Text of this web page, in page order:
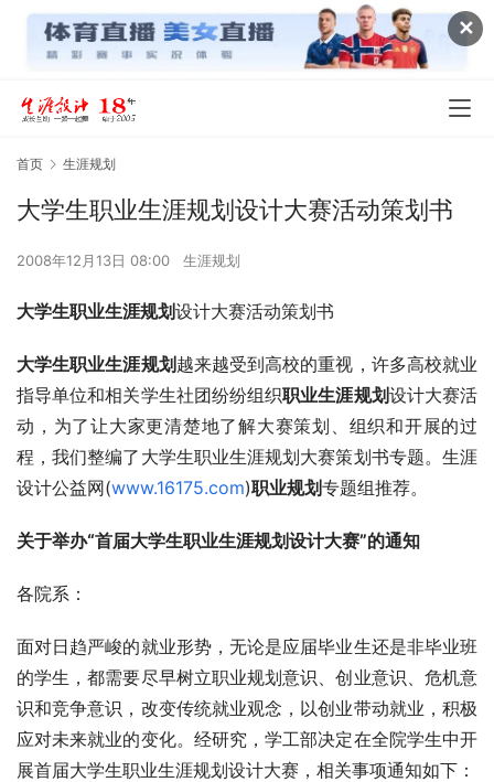
✕
首页 生涯规划
大学生职业生涯规划设计大赛活动策划书
2008年12月13日 08:00 生涯规划
大学生职业生涯规划设计大赛活动策划书
大学生职业生涯规划越来越受到高校的重视，许多高校就业
指导单位和相关学生社团纷纷组织职业生涯规划设计大赛活
动，为了让大家更清楚地了解大赛策划、组织和开展的过
程，我们整编了大学生职业生涯规划大赛策划书专题。生涯
设计公益网(www.16175.com)职业规划专题组推荐。
关于举办“首届大学生职业生涯规划设计大赛”的通知
各院系：
面对日趋严峻的就业形势，无论是应届毕业生还是非毕业班
的学生，都需要尽早树立职业规划意识、创业意识、危机意
识和竞争意识，改变传统就业观念，以创业带动就业，积极
应对未来就业的变化。经研究，学工部决定在全院学生中开
展首届大学生职业生涯规划设计大赛，相关事项通知如下：